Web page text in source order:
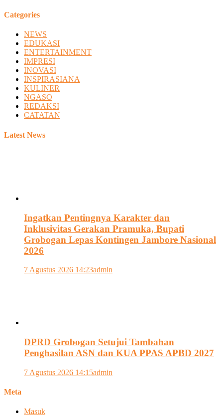
Categories
NEWS
EDUKASI
ENTERTAINMENT
IMPRESI
INOVASI
INSPIRASIANA
KULINER
NGASO
REDAKSI
CATATAN
Latest News
Ingatkan Pentingnya Karakter dan
Inklusivitas Gerakan Pramuka, Bupati
Grobogan Lepas Kontingen Jambore Nasional
2026
7 Agustus 2026 14:23admin
DPRD Grobogan Setujui Tambahan
Penghasilan ASN dan KUA PPAS APBD 2027
7 Agustus 2026 14:15admin
Meta
Masuk